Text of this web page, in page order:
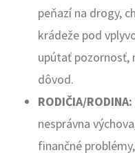
peňazí na drogy,
krádeže pod
upútať pozornosť,
dôvod.
RODIČIA/RODINA:
nesprávna
finančné